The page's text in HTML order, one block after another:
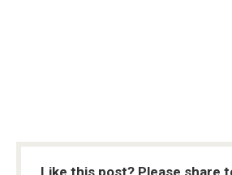
Like this post? Please share